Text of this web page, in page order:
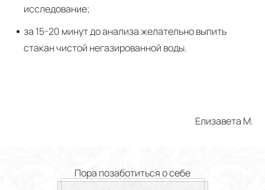
исследование;
за 15-20 минут до анализа желательно выпить
стакан чистой негазированной воды.
Елизавета М.
Пора позаботиться о себе